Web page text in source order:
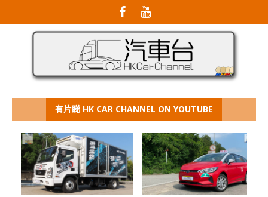
有片睇 HK CAR CHANNEL ON YOUTUBE